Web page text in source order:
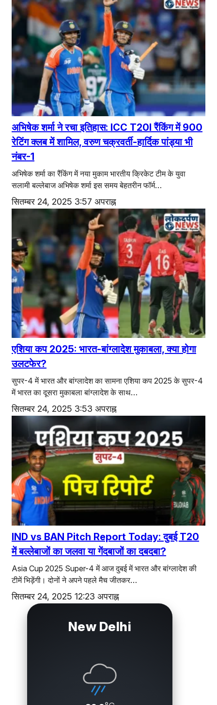
अभिषेक शर्मा ने रचा इतिहास: ICC T20I रैंकिंग में 900
रेटिंग क्लब में शामिल, वरुण चक्रवर्ती-हार्दिक पांड्या भी
नंबर-1
अभिषेक शर्मा का रैंकिंग में नया मुकाम भारतीय क्रिकेट टीम के युवा
सलामी बल्लेबाज अभिषेक शर्मा इस समय बेहतरीन फॉर्म…
सितम्बर 24, 2025 3:57 अपराह्न
एशिया कप 2025: भारत-बांग्लादेश मुकाबला, क्या होगा
उलटफेर?
सुपर-4 में भारत और बांग्लादेश का सामना एशिया कप 2025 के सुपर-4
में भारत का दूसरा मुकाबला बांग्लादेश के साथ…
सितम्बर 24, 2025 3:53 अपराह्न
IND vs BAN Pitch Report Today: दुबई T20
में बल्लेबाजों का जलवा या गेंदबाजों का दबदबा?
Asia Cup 2025 Super-4 में आज दुबई में भारत और बांग्लादेश की
टीमें भिड़ेंगी। दोनों ने अपने पहले मैच जीतकर…
सितम्बर 24, 2025 12:23 अपराह्न
New Delhi